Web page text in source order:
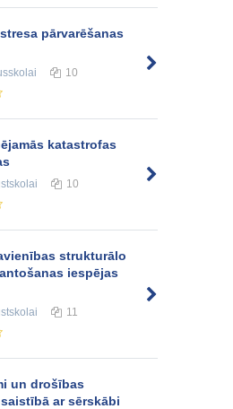
pārvarēšanas
10
katastrofas
10
strukturālo
iespējas
11
un drošības
ar sērskābi